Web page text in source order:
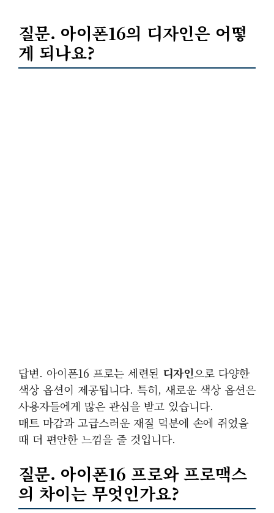
질문. 아이폰16의 디자인은 어떻
게 되나요?
답변. 아이폰16 프로는 세련된 디자인으로 다양한
색상 옵션이 제공됩니다. 특히, 새로운 색상 옵션은
사용자들에게 많은 관심을 받고 있습니다.
매트 마감과 고급스러운 재질 덕분에 손에 쥐었을
때 더 편안한 느낌을 줄 것입니다.
질문. 아이폰16 프로와 프로맥스
의 차이는 무엇인가요?